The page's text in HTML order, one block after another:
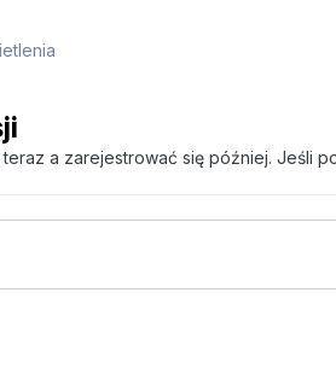
a zarejestrować się później. Jeśli